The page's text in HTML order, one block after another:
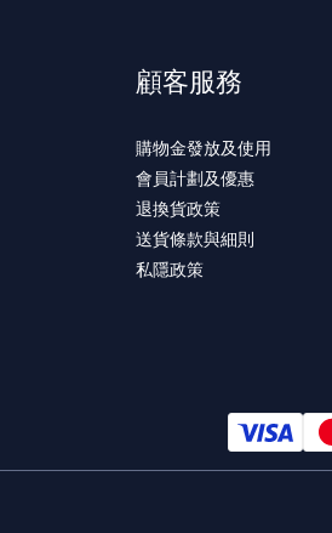
顧客服務
購物金發放及使用
會員計劃及優惠
退換貨政策
送貨條款與細則
私隱政策